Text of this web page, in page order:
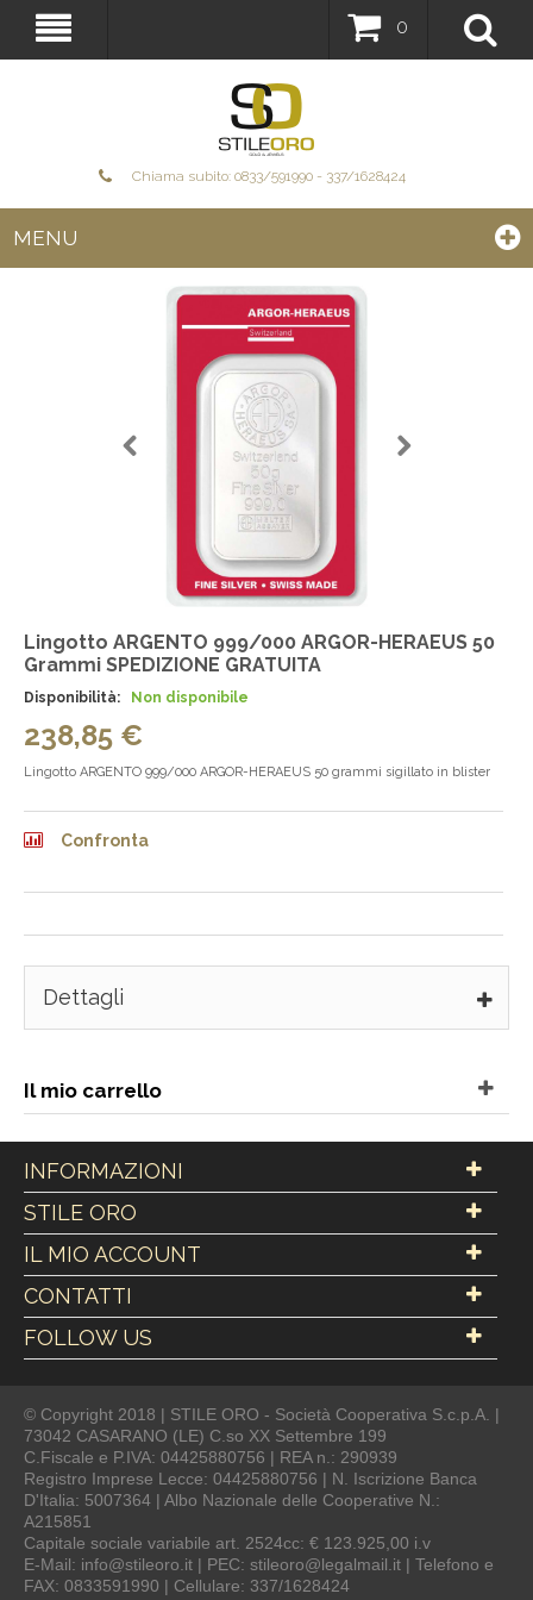
0
Chiama subito: 0833/591990 - 337/1628424
MENU
Lingotto ARGENTO 999/000 ARGOR-HERAEUS 50
Grammi SPEDIZIONE GRATUITA
Disponibilità: Non disponibile
238,85 €
Lingotto ARGENTO 999/000 ARGOR-HERAEUS 50 grammi sigillato in blister
Confronta
Dettagli
Il mio carrello
INFORMAZIONI
STILE ORO
IL MIO ACCOUNT
CONTATTI
FOLLOW US
© Copyright 2018 | STILE ORO - Società Cooperativa S.c.p.A. |
73042 CASARANO (LE) C.so XX Settembre 199
C.Fiscale e P.IVA: 04425880756 | REA n.: 290939
Registro Imprese Lecce: 04425880756 | N. Iscrizione Banca
D'Italia: 5007364 | Albo Nazionale delle Cooperative N.:
A215851
Capitale sociale variabile art. 2524cc: € 123.925,00 i.v
E-Mail: info@stileoro.it | PEC: stileoro@legalmail.it | Telefono e
FAX: 0833591990 | Cellulare: 337/1628424